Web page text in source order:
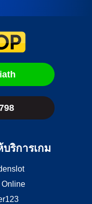
บริการเกม
Online